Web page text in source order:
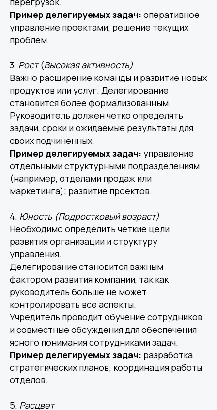
Пример делегируемых задач: оперативное
управление проектами; решение текущих
проблем.
3. Рост(Высокая активность)
Важно расширение команды и развитие новых
продуктов или услуг. Делегирование
становится более формализованным.
Руководитель должен четко определять
задачи, сроки и ожидаемые результаты для
своих подчиненных.
Пример делегируемых задач: управление
отдельными структурными подразделениям
(например, отделами продаж или
маркетинга); развитие проектов.
4. Юность (Подростковый возраст)
Необходимо определить четкие цели
развития организации и структуру
управления.
Делегирование становится важным
фактором развития компании, так как
руководитель больше не может
контролировать все аспекты.
Учредитель проводит обучение сотрудников
и совместные обсуждения для обеспечения
ясного понимания сотрудниками задач.
Пример делегируемых задач: разработка
стратегических планов; координация работы
отделов.
5. Расцвет
Другие статьи по теме